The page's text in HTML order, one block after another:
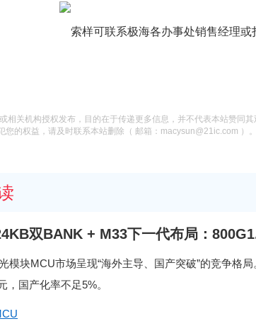
索样可联系极海各办事处销售经理或
相关机构授权发布，目的在于传递更多信息，并不代表本站赞同
您的权益，请及时联系本站删除（ 邮箱：macysun@21ic.com ）。
双BANK + M33下一代布局：
模块MCU市场呈现“海外主导、国产突破”的竞争格
，国产化率不足5%。